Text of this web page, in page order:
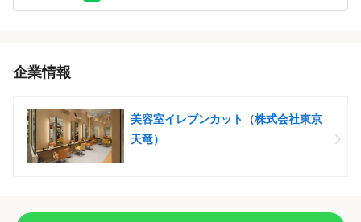
企業情報
美容室イレブンカット（株式会社東京
天竜）